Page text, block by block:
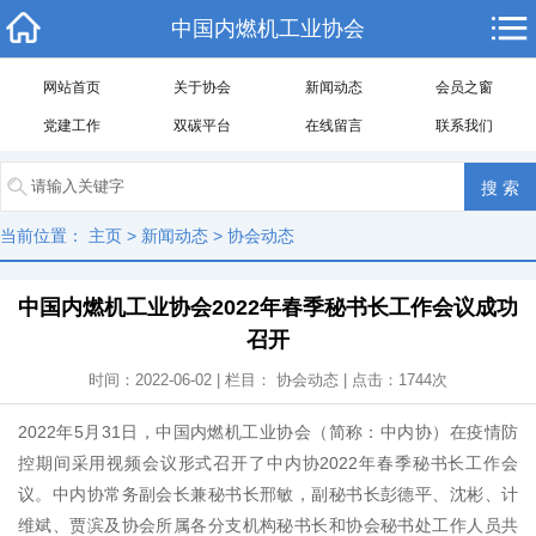
中国内燃机工业协会
网站首页 关于协会 新闻动态 会员之窗
党建工作 双碳平台 在线留言 联系我们
当前位置： 主页 > 新闻动态 > 协会动态
中国内燃机工业协会2022年春季秘书长工作会议成功
召开
时间：2022-06-02 | 栏目： 协会动态 | 点击： 1744次
2022年5月31日，中国内燃机工业协会（简称：中内协）在疫情防
控期间采用视频会议形式召开了中内协2022年春季秘书长工作会
议。中内协常务副会长兼秘书长邢敏，副秘书长彭德平、沈彬、计
维斌、贾滨及协会所属各分支机构秘书长和协会秘书处工作人员共